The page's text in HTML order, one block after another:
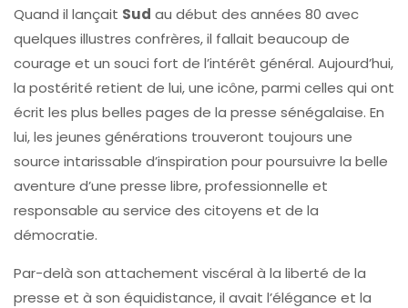
Quand il lançait Sud au début des années 80 avec
quelques illustres confrères, il fallait beaucoup de
courage et un souci fort de l’intérêt général. Aujourd’hui,
la postérité retient de lui, une icône, parmi celles qui ont
écrit les plus belles pages de la presse sénégalaise. En
lui, les jeunes générations trouveront toujours une
source intarissable d’inspiration pour poursuivre la belle
aventure d’une presse libre, professionnelle et
responsable au service des citoyens et de la
démocratie.
Par-delà son attachement viscéral à la liberté de la
presse et à son équidistance, il avait l’élégance et la